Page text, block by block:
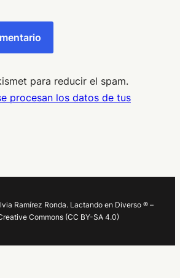
para reducir el spam.
procesan los datos de tus
Ramírez Ronda. Lactando en Diverso ® –
Commons (CC BY-SA 4.0)